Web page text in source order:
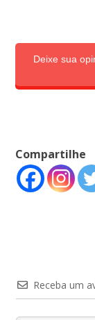
Deixe sua
Compartilhe
Receba um